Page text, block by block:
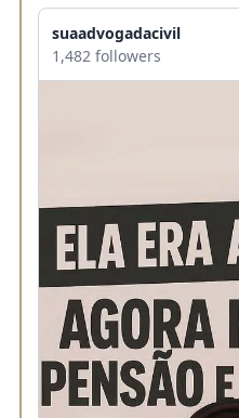
suaadvogadacivil
1,482 followers